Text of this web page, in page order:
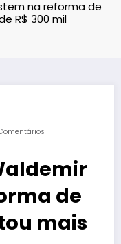
na reforma de
R$ 300 mil
de
mais